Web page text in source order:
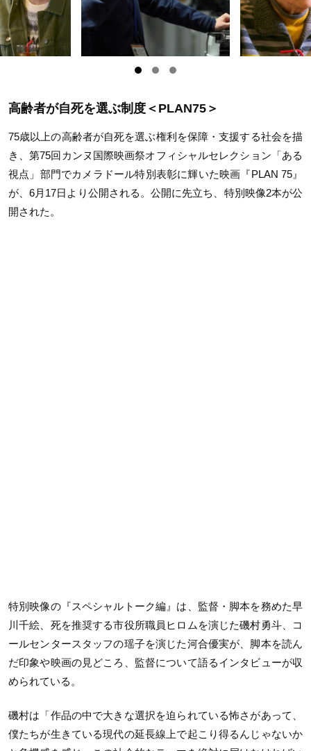
高齢者が自死を選ぶ制度＜PLAN75＞
75歳以上の高齢者が自死を選ぶ権利を保障・支援する社会を描
き、第75回カンヌ国際映画祭オフィシャルセレクション「ある
視点」部門でカメラドール特別表彰に輝いた映画『PLAN 75』
が、6月17日より公開される。公開に先立ち、特別映像2本が公
開された。
特別映像の『スペシャルトーク編』は、監督・脚本を務めた早
川千絵、死を推奨する市役所職員ヒロムを演じた磯村勇斗、コ
ールセンタースタッフの瑶子を演じた河合優実が、脚本を読ん
だ印象や映画の見どころ、監督について語るインタビューが収
められている。
磯村は「作品の中で大きな選択を迫られている怖さがあって、
僕たちが生きている現代の延長線上で起こり得るんじゃないか